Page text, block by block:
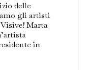
delle
gli artisti
Marta
in